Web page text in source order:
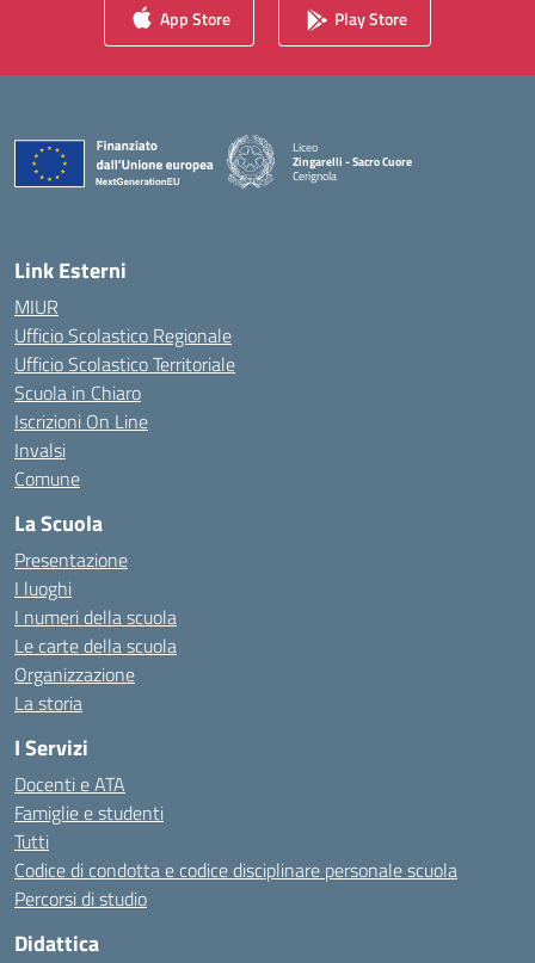
App Store Play Store
Liceo
Zingarelli - Sacro Cuore
Cerignola
— Visita la pagina iniziale della scuola
Link Esterni
MIUR
Ufficio Scolastico Regionale
Ufficio Scolastico Territoriale
Scuola in Chiaro
Iscrizioni On Line
Invalsi
Comune
La Scuola
Presentazione
I luoghi
I numeri della scuola
Le carte della scuola
Organizzazione
La storia
I Servizi
Docenti e ATA
Famiglie e studenti
Tutti
Codice di condotta e codice disciplinare personale scuola
Percorsi di studio
Didattica